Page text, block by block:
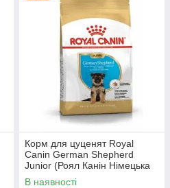
Корм для цуценят Royal
Canin German Shepherd
Junior (Роял Канін Німецька
Вівчарка Юніор) 12 кг.
В наявності